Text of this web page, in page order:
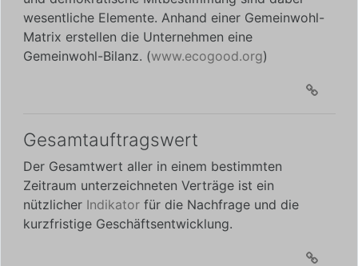
wesentliche Elemente. Anhand einer Gemeinwohl-
Matrix erstellen die Unternehmen eine
Gemeinwohl-Bilanz. (www.ecogood.org)
Gesamtauftragswert
Der Gesamtwert aller in einem bestimmten
Zeitraum unterzeichneten Verträge ist ein
nützlicher Indikatorfür die Nachfrage und die
kurzfristige Geschäftsentwicklung.